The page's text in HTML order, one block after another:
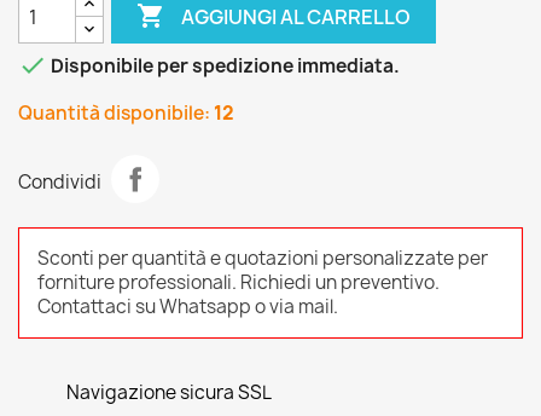
 AGGIUNGI AL CARRELLO
 Disponibile per spedizione immediata.
Quantità disponibile: 12
Condividi
Sconti per quantità e quotazioni personalizzate per
forniture professionali. Richiedi un preventivo.
Contattaci su Whatsapp o via mail.
Navigazione sicura SSL